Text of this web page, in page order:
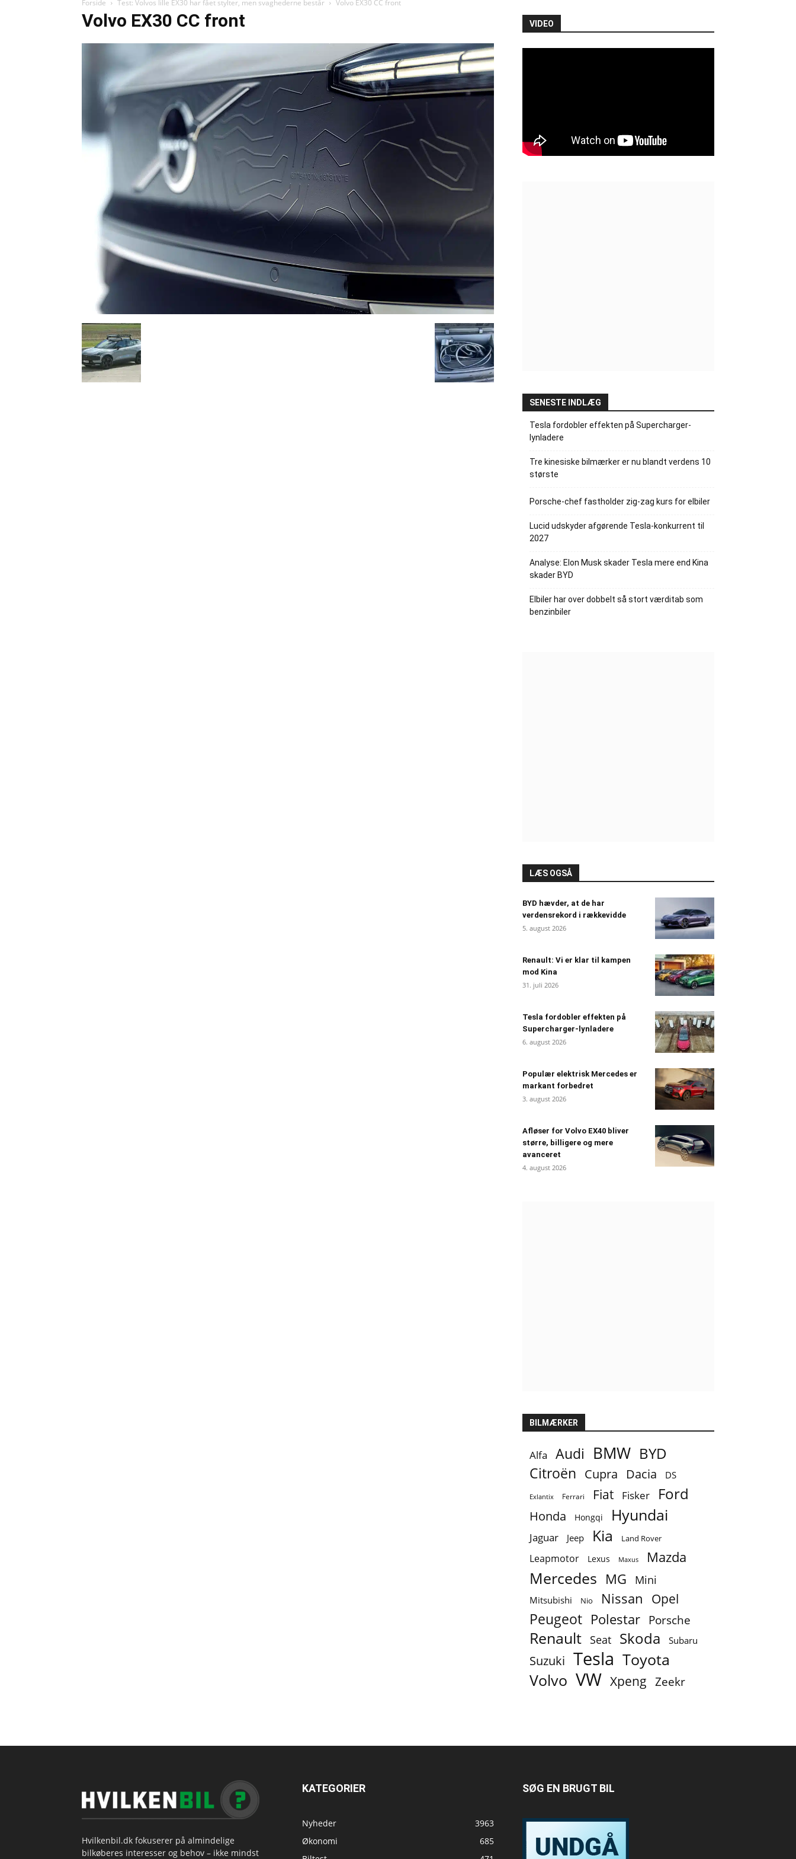
Forside Test: Volvos lille EX30 har fået stylter, men svaghederne består Volvo EX30 CC front
Volvo EX30 CC front VIDEO
SENESTE INDLÆG
Tesla fordobler effekten på Supercharger-
lynladere
Tre kinesiske bilmærker er nu blandt verdens 10
største
Porsche-chef fastholder zig-zag kurs for elbiler
Lucid udskyder afgørende Tesla-konkurrent til
2027
Analyse: Elon Musk skader Tesla mere end Kina
skader BYD
Elbiler har over dobbelt så stort værditab som
benzinbiler
LÆS OGSÅ
BYD hævder, at de har
verdensrekord i rækkevidde
5. august 2026
Renault: Vi er klar til kampen
mod Kina
31. juli 2026
Tesla fordobler effekten på
Supercharger-lynladere
6. august 2026
Populær elektrisk Mercedes er
markant forbedret
3. august 2026
Afløser for Volvo EX40 bliver
større, billigere og mere
avanceret
4. august 2026
BILMÆRKER
Alfa Audi BMW BYD
Citroën Cupra Dacia DS
Exlantix Ferrari Fiat Fisker Ford
Honda Hongqi Hyundai
Jaguar Jeep Kia Land Rover
Leapmotor Lexus Maxus Mazda
Mercedes MG Mini
Mitsubishi Nio Nissan Opel
Peugeot Polestar Porsche
Renault Seat Skoda Subaru
Suzuki Tesla Toyota
Volvo VW Xpeng Zeekr
Hvilkenbil.dk fokuserer på almindelige
bilkøberes interesser og behov – ikke mindst
KATEGORIER
Nyheder
3963
Økonomi
685
SØG EN BRUGT BIL